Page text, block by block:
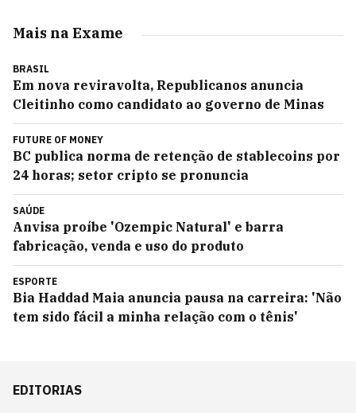
Mais na Exame
BRASIL
Em nova reviravolta, Republicanos anuncia
Cleitinho como candidato ao governo de Minas
FUTURE OF MONEY
BC publica norma de retenção de stablecoins por
24 horas; setor cripto se pronuncia
SAÚDE
Anvisa proíbe 'Ozempic Natural' e barra
fabricação, venda e uso do produto
ESPORTE
Bia Haddad Maia anuncia pausa na carreira: 'Não
tem sido fácil a minha relação com o tênis'
EDITORIAS